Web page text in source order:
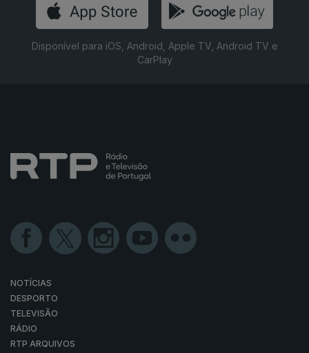
Disponível para iOS, Android, Apple TV, Android TV e
CarPlay
NOTÍCIAS
DESPORTO
TELEVISÃO
RÁDIO
RTP ARQUIVOS